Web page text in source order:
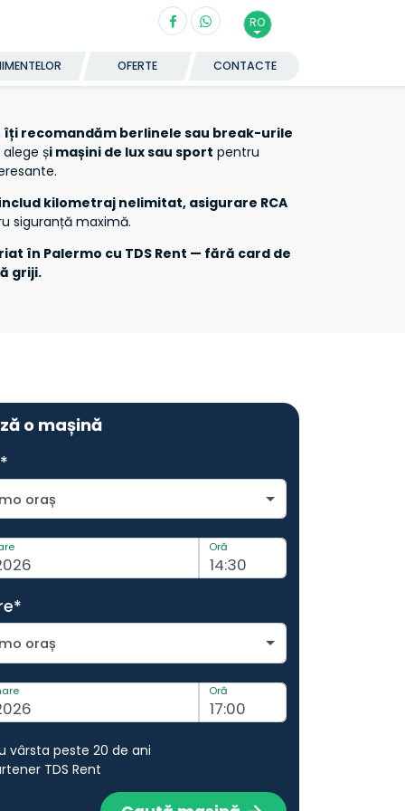
RO
OFERTE CONTACTE
îți recomandăm berlinele sau break-urile
alege și mașini de lux sau sport pentru
nclud kilometraj nelimitat, asigurare RCA
siguranță maximă.
în Palermo cu TDS Rent — fără card de
griji.
o mașină
oraș
Oră
oraș
Oră
vârsta peste 20 de ani
TDS Rent